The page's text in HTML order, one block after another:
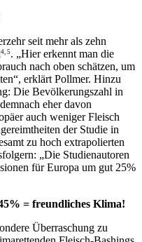
seit mehr als zehn
4, 5 . „Hier erkennt man die
nach oben schätzen, um
erklärt Pollmer. Hinzu
Die Bevölkerungszahl in
eher davon
auch weniger Fleisch
der Studie in
zu hoch extrapolierten
„Die Studienautoren
für Europa um gut 25%
= freundliches Klima!
Überraschung zu